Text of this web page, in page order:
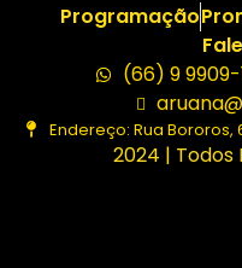
Programação
(66) 9 9909-
Endereço: Rua
2024 | Todos